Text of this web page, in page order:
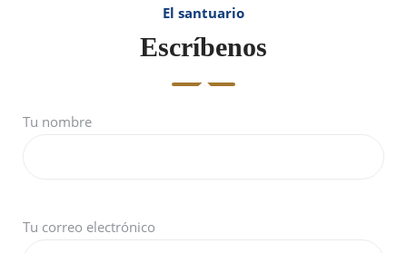
El santuario
Escríbenos
Tu nombre
Tu correo electrónico